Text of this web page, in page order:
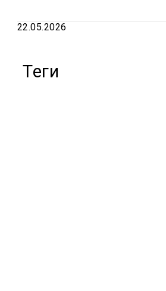
22.05.2026
Теги